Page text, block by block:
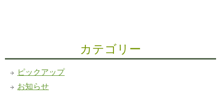
カテゴリー
ピックアップ
お知らせ